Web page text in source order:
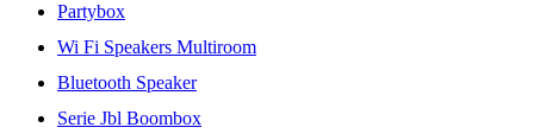
Partybox
Wi Fi Speakers Multiroom
Bluetooth Speaker
Serie Jbl Boombox